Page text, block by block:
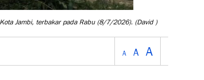
Jambi, terbakar pada Rabu (8/7/2026). (David )
A A A